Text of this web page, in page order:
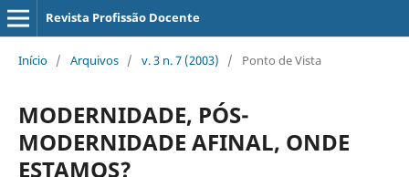
Revista Profissão Docente
Início / Arquivos / v. 3 n. 7 (2003) / Ponto de Vista
MODERNIDADE, PÓS-
MODERNIDADE AFINAL, ONDE
ESTAMOS?